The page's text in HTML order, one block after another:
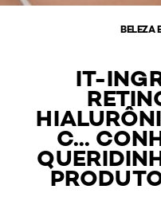
BELEZA
IT-
C...